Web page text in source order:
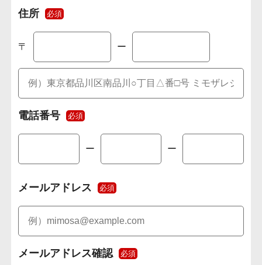
住所 必須
〒 ー
電話番号 必須
ー ー
メールアドレス 必須
メールアドレス確認 必須